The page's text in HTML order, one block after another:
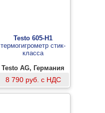
Testo 605-H1
термогигрометр стик-
класса
Testo AG, Германия
8 790 руб. с НДС